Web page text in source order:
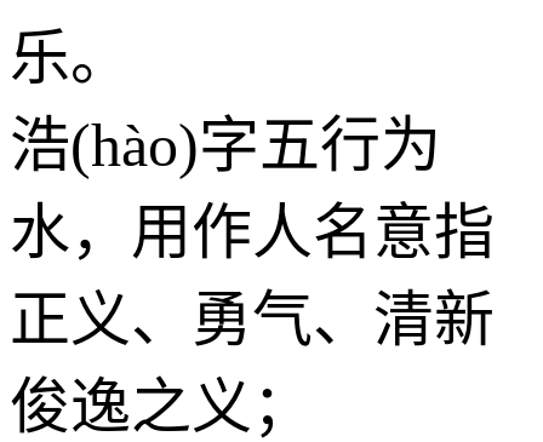
乐。
浩(hào)字五行为
水，用作人名意指
正义、勇气、清新
俊逸之义；